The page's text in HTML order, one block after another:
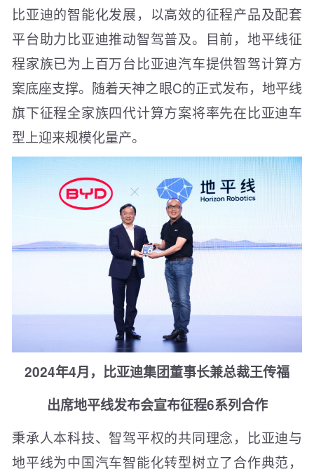
比亚迪的智能化发展，以高效的征程产品及配套
平台助力比亚迪推动智驾普及。目前，地平线征
程家族已为上百万台比亚迪汽车提供智驾计算方
案底座支撑。随着天神之眼C的正式发布，地平线
旗下征程全家族四代计算方案将率先在比亚迪车
型上迎来规模化量产。
2024年4月，比亚迪集团董事长兼总裁王传福
出席地平线发布会宣布征程6系列合作
秉承人本科技、智驾平权的共同理念，比亚迪与
地平线为中国汽车智能化转型树立了合作典范，